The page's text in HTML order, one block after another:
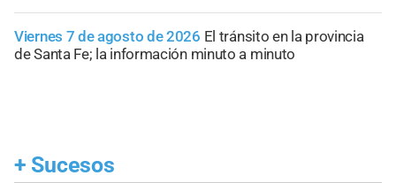
Viernes 7 de agosto de 2026 El tránsito en la provincia
de Santa Fe; la información minuto a minuto
+ Sucesos